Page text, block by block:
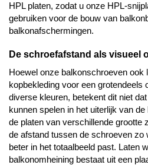
HPL platen, zodat u onze HPL-
gebruiken voor de bouw van
balkonafschermingen.
De schroefafstand als visueel
Hoewel onze balkonschroeven ook
kopbekleding voor een grotendeels
diverse kleuren, betekent dit niet
kunnen spelen in het uiterlijk van
de platen van verschillende grootte
de afstand tussen de schroeven zo
beter in het totaalbeeld past. Laten
balkonomheining bestaat uit een